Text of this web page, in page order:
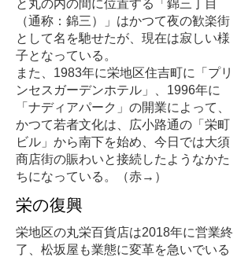
と丸の内の間に位置する「錦三丁目
（通称：錦三）」はかつて夜の歓楽街
として名を馳せたが、現在は寂しい様
子となっている。
​また、1983年に栄地区住吉町に「プリ
ンセスガーデンホテル」、1996年に
「ナディアパーク」の開業によって、
かつて若者文化は、広小路通の「栄町
ビル」から南下を始め、今日では大須
商店街の賑わいと接続したようなかた
ちになっている。（赤→）
栄の復興
栄地区の丸栄百貨店は2018年に営業終
了、松坂屋も業態に変革を急いでいる